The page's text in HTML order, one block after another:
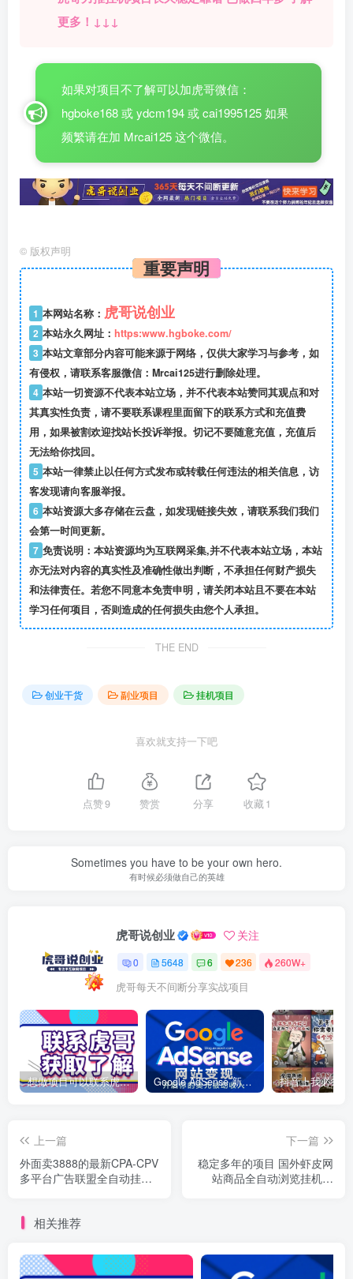
更多！↓↓↓
如果对项目不了解可以加虎哥微信：
hgboke168 或 ydcm194 或 cai1995125 如果
频繁请在加 Mrcai125 这个微信。
© 版权声明
重要声明
1 本网站名称： 虎哥说创业
2 本站永久网址： https:www.hgboke.com/
3 本站文章部分内容可能来源于网络，仅供大家学习与参考，如
有侵权，请联系客服微信：Mrcai125进行删除处理。
4 本站一切资源不代表本站立场，并不代表本站赞同其观点和对
其真实性负责，请不要联系课程里面留下的联系方式和充值费
用，如果被割欢迎找站长投诉举报。切记不要随意充值，充值后
无法给你找回。
5 本站一律禁止以任何方式发布或转载任何违法的相关信息，访
客发现请向客服举报。
6 本站资源大多存储在云盘，如发现链接失效，请联系我们我们
会第一时间更新。
7 免责说明：本站资源均为互联网采集,并不代表本站立场，本站
亦无法对内容的真实性及准确性做出判断，不承担任何财产损失
和法律责任。若您不同意本免责申明，请关闭本站且不要在本站
学习任何项目，否则造成的任何损失由您个人承担。
THE END
创业干货 副业项目 挂机项目
喜欢就支持一下吧
点赞9 赞赏 分享 收藏1
Sometimes you have to be your own hero.
有时候必须做自己的英雄
虎哥说创业 关注
0 5648 6 236 260W+
虎哥每天不间断分享实战项目
想做项目可以联系虎哥微信 虎哥一对一解答并且远程视频教学 Google AdSense 新手接入教程：虎哥手把手教你用网站赚取美元收入
上一篇
外面卖3888的最新CPA-CPV
多平台广告联盟全自动挂机
下一篇
稳定多年的项目 国外虾皮网
站商品全自动浏览挂机项
相关推荐